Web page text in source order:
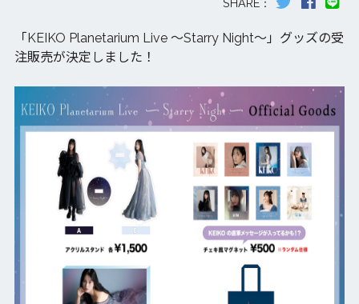
「KEIKO Planetarium Live ～Starry Night～」グッズの受
注販売が決定しました！